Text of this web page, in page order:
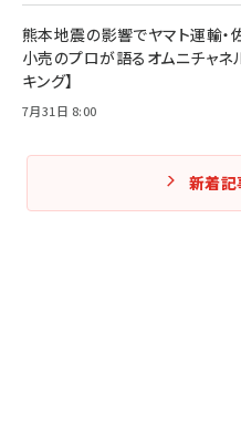
熊本地震の影響でヤマト運輸
小売のプロが語るオムニチャネ
キング】
7月31日 8:00
新着記